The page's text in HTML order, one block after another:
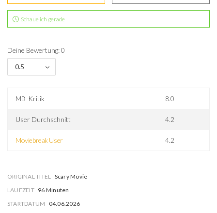
Schaue ich gerade
Deine Bewertung: 0
0.5
MB-Kritik 8.0
User Durchschnitt 4.2
Moviebreak User 4.2
ORIGINAL TITEL Scary Movie
LAUFZEIT 96 Minuten
STARTDATUM
04.06.2026